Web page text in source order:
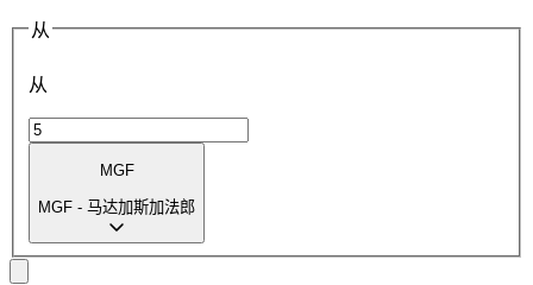
从
从
MGF
MGF - 马达加斯加法郎